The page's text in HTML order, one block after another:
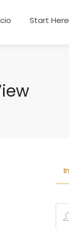
Start Here